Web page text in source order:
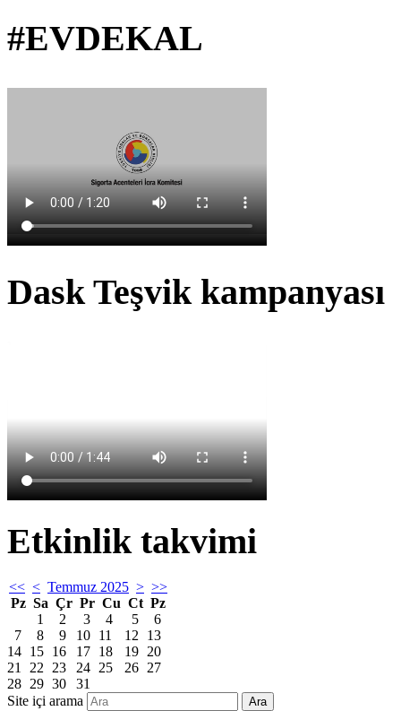
#EVDEKAL
Dask Teşvik kampanyası
Etkinlik takvimi
<< < Temmuz 2025 > >>
Pz Sa Çr Pr Cu Ct Pz
1
2 3 4 5
6
7
8 9 10 11 12
13
14 15 16 17 18 19 20
21
22 23 24 25 26 27
28 29 30
31
Site içi arama
Ara